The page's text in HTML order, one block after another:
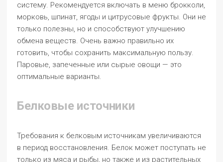
систему. Рекомендуется включать в меню брокколи,
морковь, шпинат, ягоды и цитрусовые фрукты. Они не
только полезны, но и способствуют улучшению
обмена веществ. Очень важно правильно их
готовить, чтобы сохранить максимальную пользу.
Паровые, запеченные или сырые овощи — это
оптимальные варианты.
Белковые источники
Требования к белковым источникам увеличиваются
в период восстановления. Белок может поступать не
только из мяса и рыбы, но также и из растительных